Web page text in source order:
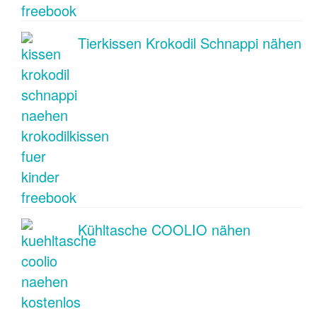
Tierkissen Krokodil Schnappi nähen
Kühltasche COOLIO nähen